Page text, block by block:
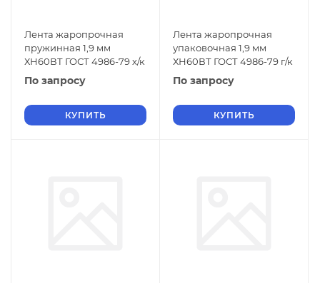
Лента жаропрочная
пружинная 1,9 мм
ХН60ВТ ГОСТ 4986-79 х/к
По запросу
КУПИТЬ
Лента жаропрочная
упаковочная 1,9 мм
ХН60ВТ ГОСТ 4986-79 г/к
По запросу
КУПИТЬ